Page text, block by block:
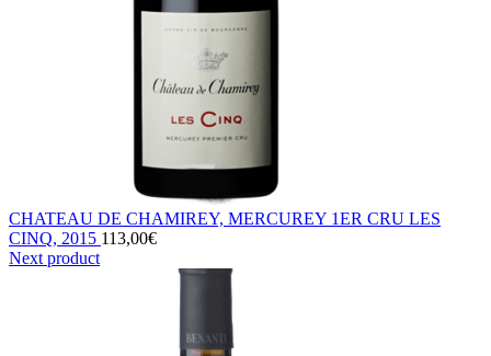
CHATEAU DE CHAMIREY, MERCUREY 1ER CRU LES
CINQ, 2015 113,00€
Next product